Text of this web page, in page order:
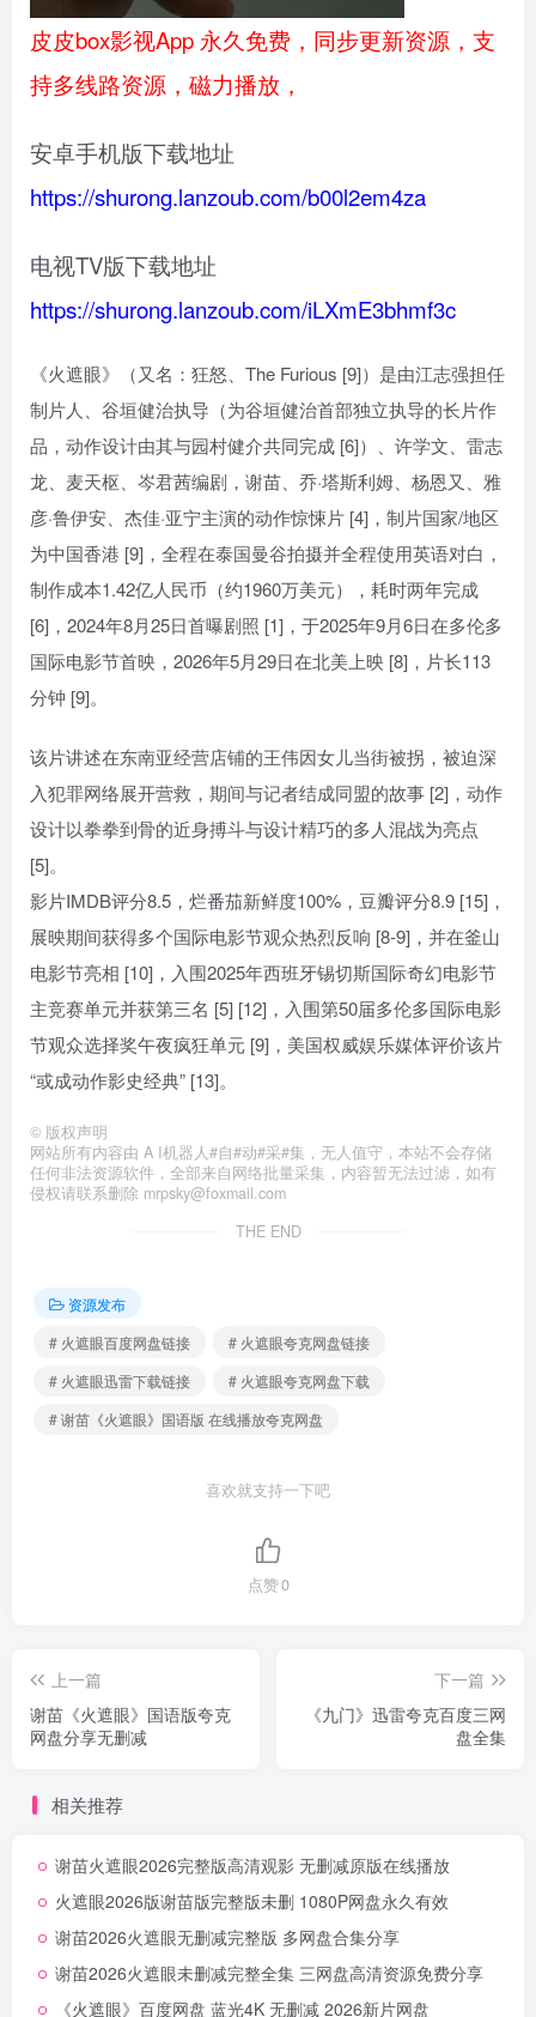
皮皮box影视App 永久免费，同步更新资源，支
持多线路资源，磁力播放，
安卓手机版下载地址
https://shurong.lanzoub.com/b00l2em4za
电视TV版下载地址
https://shurong.lanzoub.com/iLXmE3bhmf3c
《火遮眼》（又名：狂怒、The Furious [9]）是由江志强担任
制片人、谷垣健治执导（为谷垣健治首部独立执导的长片作
品，动作设计由其与园村健介共同完成 [6]）、许学文、雷志
龙、麦天枢、岑君茜编剧，谢苗、乔·塔斯利姆、杨恩又、雅
彦·鲁伊安、杰佳·亚宁主演的动作惊悚片 [4]，制片国家/地区
为中国香港 [9]，全程在泰国曼谷拍摄并全程使用英语对白，
制作成本1.42亿人民币（约1960万美元），耗时两年完成
[6]，2024年8月25日首曝剧照 [1]，于2025年9月6日在多伦多
国际电影节首映，2026年5月29日在北美上映 [8]，片长113
分钟 [9]。
该片讲述在东南亚经营店铺的王伟因女儿当街被拐，被迫深
入犯罪网络展开营救，期间与记者结成同盟的故事 [2]，动作
设计以拳拳到骨的近身搏斗与设计精巧的多人混战为亮点
[5]。
影片IMDB评分8.5，烂番茄新鲜度100%，豆瓣评分8.9 [15]，
展映期间获得多个国际电影节观众热烈反响 [8-9]，并在釜山
电影节亮相 [10]，入围2025年西班牙锡切斯国际奇幻电影节
主竞赛单元并获第三名 [5] [12]，入围第50届多伦多国际电影
节观众选择奖午夜疯狂单元 [9]，美国权威娱乐媒体评价该片
“或成动作影史经典” [13]。
© 版权声明
网站所有内容由 A I机器人#自#动#采#集，无人值守，本站不会存储
任何非法资源软件，全部来自网络批量采集，内容暂无法过滤，如有
侵权请联系删除 mrpsky@foxmail.com
THE END
资源发布
# 火遮眼百度网盘链接
# 火遮眼夸克网盘链接
# 火遮眼迅雷下载链接
# 火遮眼夸克网盘下载
# 谢苗《火遮眼》国语版 在线播放夸克网盘
喜欢就支持一下吧
点赞0
上一篇
谢苗《火遮眼》国语版夸克
网盘分享无删减
下一篇
《九门》迅雷夸克百度三网
盘全集
相关推荐
谢苗火遮眼2026完整版高清观影 无删减原版在线播放
火遮眼2026版谢苗版完整版未删 1080P网盘永久有效
谢苗2026火遮眼无删减完整版 多网盘合集分享
谢苗2026火遮眼未删减完整全集 三网盘高清资源免费分享
《火遮眼》百度网盘 蓝光4K 无删减 2026新片网盘